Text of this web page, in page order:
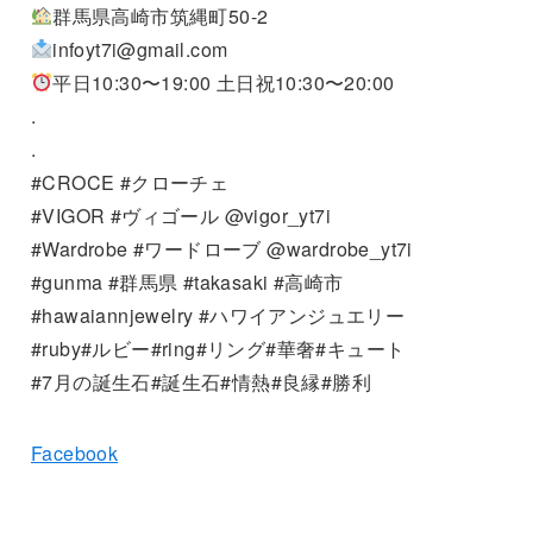
群馬県高崎市筑縄町50-2
infoyt7i@gmail.com
平日10:30〜19:00 土日祝10:30〜20:00
.
.
#CROCE #クローチェ
#VIGOR #ヴィゴール @vigor_yt7i
#Wardrobe #ワードローブ @wardrobe_yt7i
#gunma #群馬県 #takasaki #高崎市
#hawaiannjewelry #ハワイアンジュエリー
#ruby#ルビー#ring#リング#華奢#キュート
#7月の誕生石#誕生石#情熱#良縁#勝利
Facebook